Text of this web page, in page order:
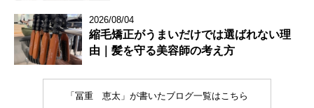
2026/08/04
縮毛矯正がうまいだけでは選ばれない理
由｜髪を守る美容師の考え方
「冨重 恵太」が書いたブログ一覧はこちら